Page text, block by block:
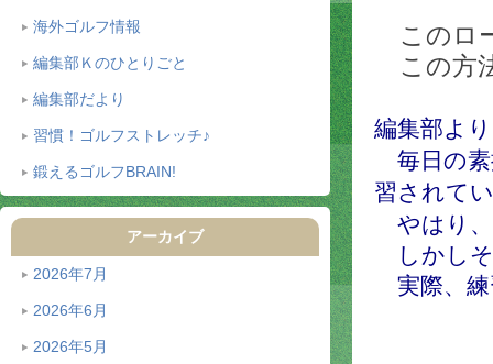
海外ゴルフ情報
編集部Ｋのひとりごと
編集部だより
習慣！ゴルフストレッチ♪
鍛えるゴルフBRAIN!
アーカイブ
2026年7月
2026年6月
2026年5月
このロ
この方
編集部より
毎日の素
習されて
やはり、
しかし
実際、練